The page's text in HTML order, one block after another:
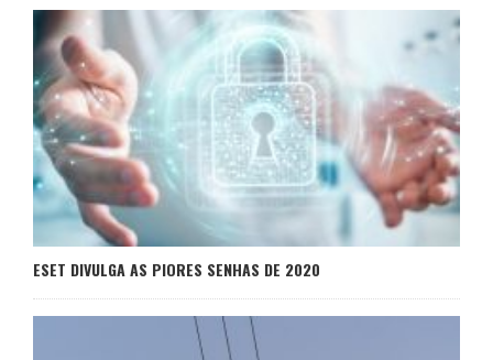
ESET DIVULGA AS PIORES SENHAS DE 2020